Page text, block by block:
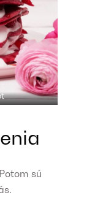
sú